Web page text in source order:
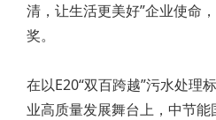
清，让生活更美好”企业使命
奖。
在以E20“双百跨越”污水处理
业高质量发展舞台上，中节能